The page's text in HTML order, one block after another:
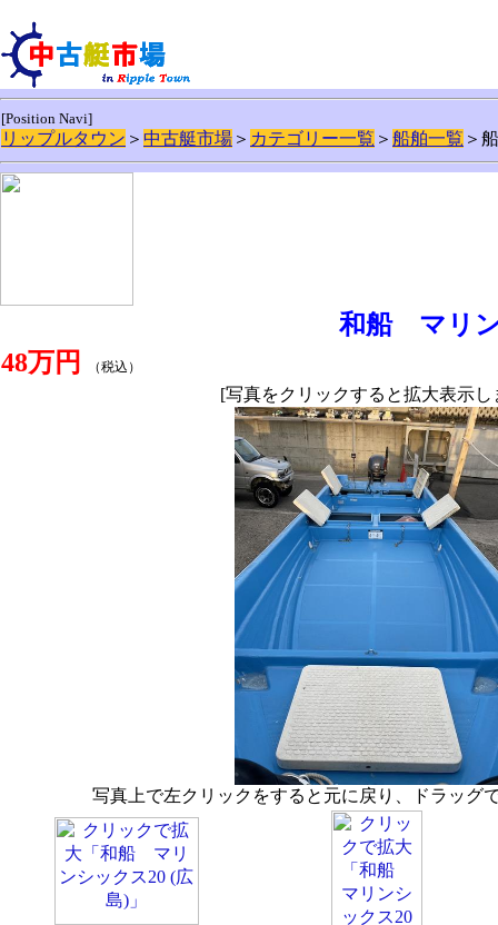
[Position Navi]
リップルタウン ＞ 中古艇市場 ＞ カテゴリー一覧 ＞ 船舶一覧 ＞
和船 マリン
48万円
（税込）
[写真をクリックすると拡大表示し
写真上で左クリックをすると元に戻り、ドラッグ